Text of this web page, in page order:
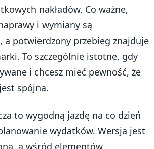
nakładów. Co ważne,
i wymiany są
a potwierdzony przebieg znajduje
To szczególnie istotne, gdy
i chcesz mieć pewność, że
spójna.
to wygodną jazdę na co dzień
wydatków. Wersja jest
a wśród elementów